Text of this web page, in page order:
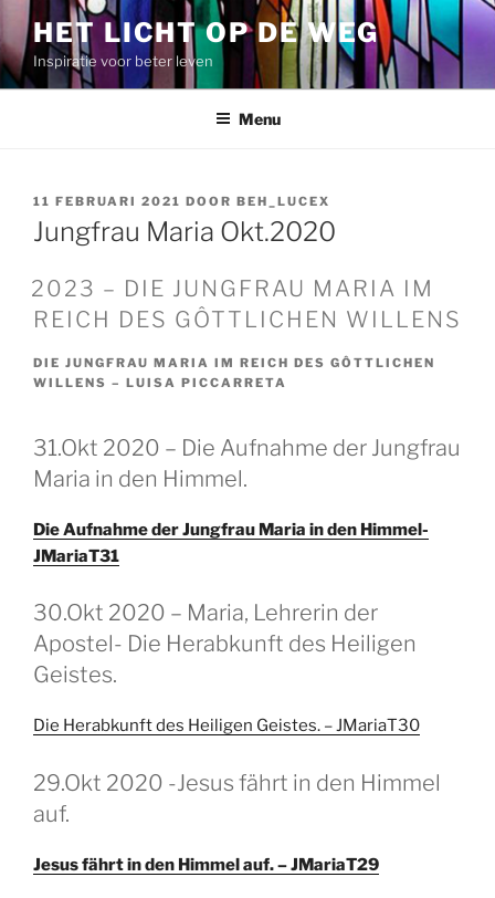
Spring
naar
de
inhoud
HET LICHT OP DE WEG
Inspiratie voor beter leven
Menu
GEPLAATST
OP
11 FEBRUARI 2021 DOOR BEH_LUCEX
Jungfrau Maria Okt.2020
2023 – DIE JUNGFRAU MARIA IM
REICH DES GÔTTLICHEN WILLENS
DIE JUNGFRAU MARIA IM REICH DES GÔTTLICHEN
WILLENS – LUISA PICCARRETA
OP
31.Okt 2020 – Die Aufnahme der Jungfrau
Maria in den Himmel.
Die Aufnahme der Jungfrau Maria in den Himmel-
JMariaT31
GEPLAATST
OP
30.Okt 2020 – Maria, Lehrerin der
Apostel- Die Herabkunft des Heiligen
Geistes.
Die Herabkunft des Heiligen Geistes. – JMariaT30
GEPLAATST
OP
29.Okt 2020 -Jesus fährt in den Himmel
auf.
Jesus fährt in den Himmel auf. – JMariaT29